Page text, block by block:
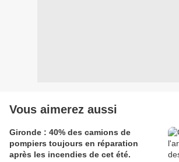
Vous aimerez aussi
Gironde : 40% des camions de
pompiers toujours en réparation
après les incendies de cet été.